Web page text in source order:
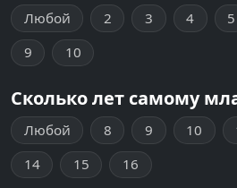
Любой 2 3 4 5
9
10
Сколько лет самому
Любой 8 9 10
14
15 16